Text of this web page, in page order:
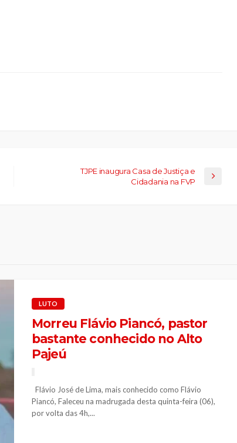
TJPE inaugura Casa de Justiça e
Cidadania na FVP
LUTO
Morreu Flávio Piancó, pastor
bastante conhecido no Alto
Pajeú
Flávio José de Lima, mais conhecido como Flávio
Piancó, Faleceu na madrugada desta quinta-feira (06),
por volta das 4h,...